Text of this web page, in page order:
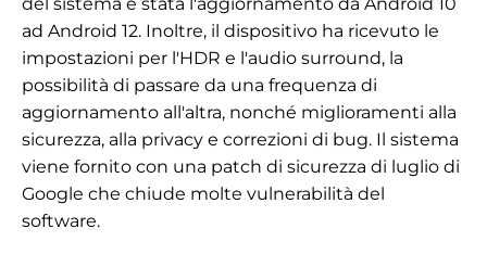
ad Android 12. Inoltre, il dispositivo ha ricevuto le
impostazioni per l'HDR e l'audio surround, la
possibilità di passare da una frequenza di
aggiornamento all'altra, nonché miglioramenti alla
sicurezza, alla privacy e correzioni di bug. Il sistema
viene fornito con una patch di sicurezza di luglio di
Google che chiude molte vulnerabilità del
software.